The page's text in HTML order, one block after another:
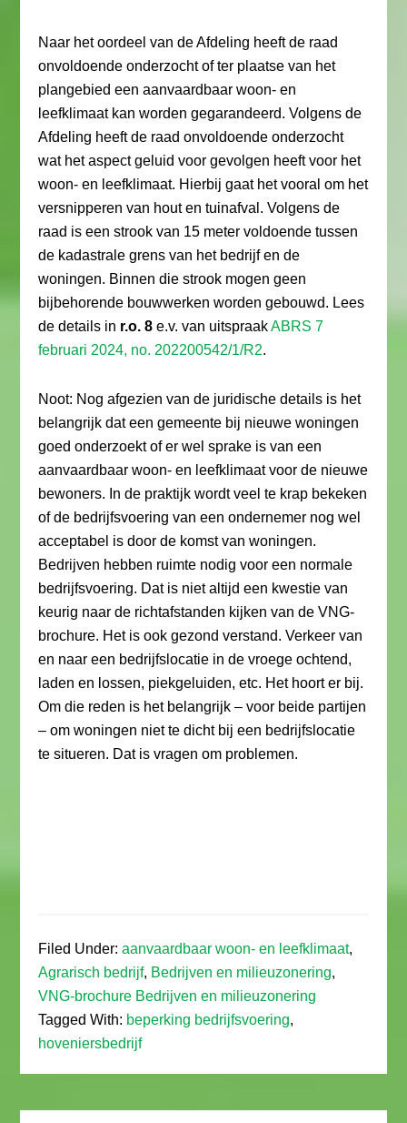
Naar het oordeel van de Afdeling heeft de raad
onvoldoende onderzocht of ter plaatse van het
plangebied een aanvaardbaar woon- en
leefklimaat kan worden gegarandeerd. Volgens de
Afdeling heeft de raad onvoldoende onderzocht
wat het aspect geluid voor gevolgen heeft voor het
woon- en leefklimaat. Hierbij gaat het vooral om het
versnipperen van hout en tuinafval. Volgens de
raad is een strook van 15 meter voldoende tussen
de kadastrale grens van het bedrijf en de
woningen. Binnen die strook mogen geen
bijbehorende bouwwerken worden gebouwd. Lees
de details in r.o. 8 e.v. van uitspraakABRS 7
februari 2024, no. 202200542/1/R2.
Noot: Nog afgezien van de juridische details is het
belangrijk dat een gemeente bij nieuwe woningen
goed onderzoekt of er wel sprake is van een
aanvaardbaar woon- en leefklimaat voor de nieuwe
bewoners. In de praktijk wordt veel te krap bekeken
of de bedrijfsvoering van een ondernemer nog wel
acceptabel is door de komst van woningen.
Bedrijven hebben ruimte nodig voor een normale
bedrijfsvoering. Dat is niet altijd een kwestie van
keurig naar de richtafstanden kijken van de VNG-
brochure. Het is ook gezond verstand. Verkeer van
en naar een bedrijfslocatie in de vroege ochtend,
laden en lossen, piekgeluiden, etc. Het hoort er bij.
Om die reden is het belangrijk – voor beide partijen
– om woningen niet te dicht bij een bedrijfslocatie
te situeren. Dat is vragen om problemen.
Filed Under:aanvaardbaar woon- en leefklimaat,
Agrarisch bedrijf, Bedrijven en milieuzonering,
VNG-brochure Bedrijven en milieuzonering
Tagged With: beperking bedrijfsvoering,
hoveniersbedrijf